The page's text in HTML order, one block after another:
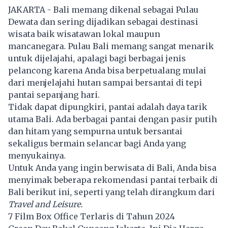
JAKARTA - Bali memang dikenal sebagai Pulau
Dewata dan sering dijadikan sebagai destinasi
wisata baik wisatawan lokal maupun
mancanegara. Pulau Bali memang sangat menarik
untuk dijelajahi, apalagi bagi berbagai jenis
pelancong karena Anda bisa berpetualang mulai
dari menjelajahi hutan sampai bersantai di tepi
pantai sepanjang hari.
Tidak dapat dipungkiri, pantai adalah daya tarik
utama Bali. Ada berbagai pantai dengan pasir putih
dan hitam yang sempurna untuk bersantai
sekaligus bermain selancar bagi Anda yang
menyukainya.
Untuk Anda yang ingin berwisata di Bali, Anda bisa
menyimak beberapa rekomendasi pantai terbaik di
Bali berikut ini, seperti yang telah dirangkum dari
Travel and Leisure.
7 Film Box Office Terlaris di Tahun 2024